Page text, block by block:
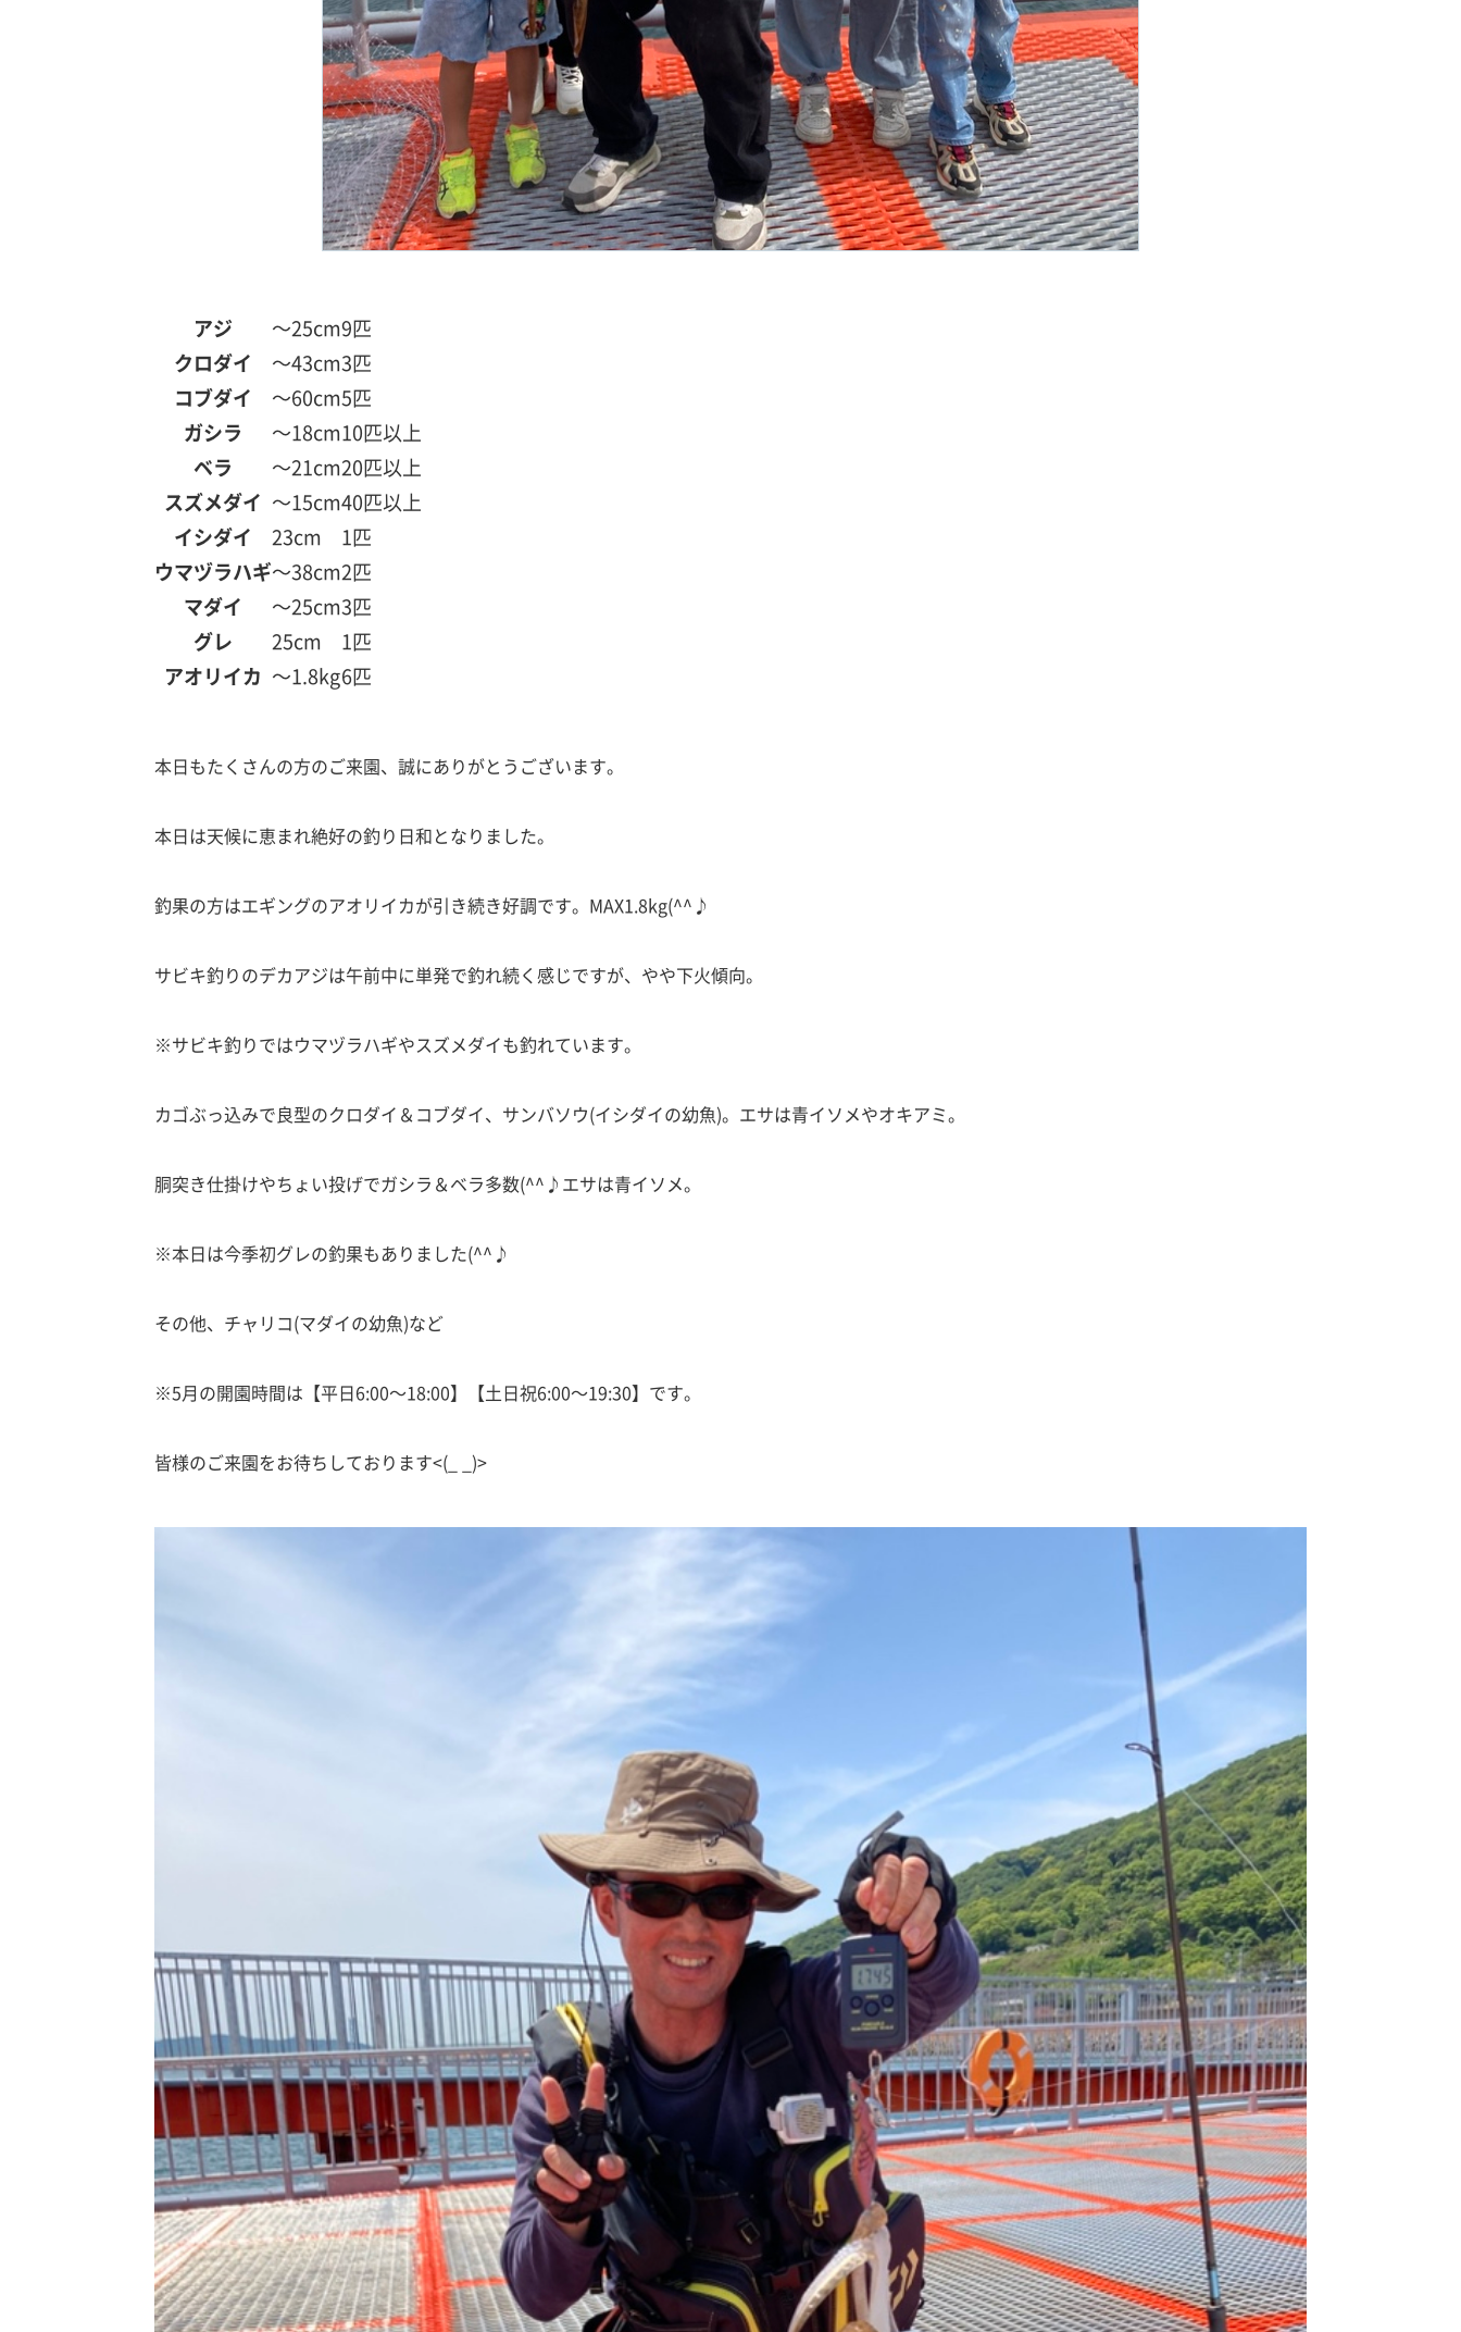
アジ ～25cm9匹
クロダイ
～43cm3匹
コブダイ
～60cm5匹
ガシラ
～18cm10匹以上
ベラ
～21cm20匹以上
スズメダイ ～15cm40匹以上
イシダイ
23cm
1匹
ウマヅラハギ～38cm2匹
マダイ
～25cm3匹
グレ
25cm
1匹
アオリイカ ～1.8kg6匹
本日もたくさんの方のご来園、誠にありがとうございます。
本日は天候に恵まれ絶好の釣り日和となりました。
釣果の方はエギングのアオリイカが引き続き好調です。MAX1.8kg(^^♪
サビキ釣りのデカアジは午前中に単発で釣れ続く感じですが、やや下火傾向。
※サビキ釣りではウマヅラハギやスズメダイも釣れています。
カゴぶっ込みで良型のクロダイ＆コブダイ、サンバソウ(イシダイの幼魚)。エサは青イソメやオキアミ。
胴突き仕掛けやちょい投げでガシラ＆ベラ多数(^^♪エサは青イソメ。
※本日は今季初グレの釣果もありました(^^♪
その他、チャリコ(マダイの幼魚)など
※5月の開園時間は【平日6:00～18:00】【土日祝6:00～19:30】です。
皆様のご来園をお待ちしております<(_ _)>